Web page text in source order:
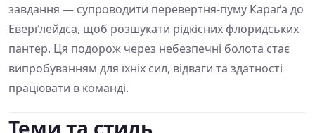
завдання — супроводити перевертня-пуму Караґа до
Еверґлейдса, щоб розшукати рідкісних флоридських
пантер. Ця подорож через небезпечні болота стає
випробуванням для їхніх сил, відваги та здатності
працювати в команді.